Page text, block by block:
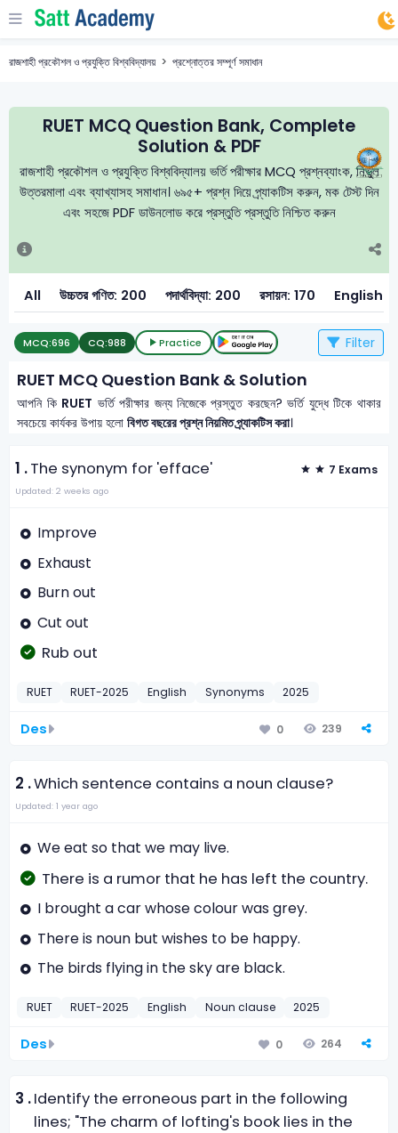
রাজশাহী প্রকৌশল ও প্রযুক্তি বিশ্ববিদ্যালয় প্রশ্নোত্তর সম্পূর্ণ সমাধান
RUET MCQ Question Bank, Complete
Solution & PDF
রাজশাহী প্রকৌশল ও প্রযুক্তি বিশ্ববিদ্যালয় ভর্তি পরীক্ষার MCQ প্রশ্নব্যাংক, নির্ভুল
উত্তরমালা এবং ব্যাখ্যাসহ সমাধান। ৬৯৫+ প্রশ্ন দিয়ে প্র্যাকটিস করুন, মক টেস্ট দিন
এবং সহজে PDF ডাউনলোড করে প্রস্তুতি প্রস্তুতি নিশ্চিত করুন
All উচ্চতর গণিত: 200 পদার্থবিদ্যা: 200 রসায়ন: 170 English:
MCQ:696 CQ:988 Practice Filter
RUET MCQ Question Bank & Solution
আপনি কি RUET ভর্তি পরীক্ষার জন্য নিজেকে প্রস্তুত করছেন? ভর্তি যুদ্ধে টিকে থাকার
সবচেয়ে কার্যকর উপায় হলোবিগত বছরের প্রশ্ন নিয়মিত প্র্যাকটিস করা।
1 .The synonym for 'efface' 7 Exams
Updated: 2 weeks ago
Improve
Exhaust
Burn out
Cut out
Rub out
RUET RUET-2025 English Synonyms 2025
Des 0 239
2 .Which sentence contains a noun clause?
Updated: 1 year ago
We eat so that we may live.
There is a rumor that he has left the country.
I brought a car whose colour was grey.
There is noun but wishes to be happy.
The birds flying in the sky are black.
RUET RUET-2025 English Noun clause 2025
Des 0 264
3 .Identify the erroneous part in the following
lines; "The charm of lofting's book lies in the